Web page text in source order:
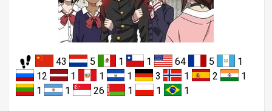
43 5 1 1 64 5
1
12
1 1 1 3 1 2
1
1
1 26 1 1 1